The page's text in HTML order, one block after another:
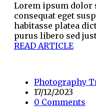
Lorem ipsum dolor
consequat eget
habitasse platea
purus libero sed
READ ARTICLE
Photography
17/12/2023
0 Comments